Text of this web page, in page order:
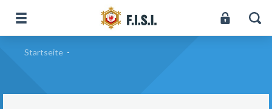
Startseite -